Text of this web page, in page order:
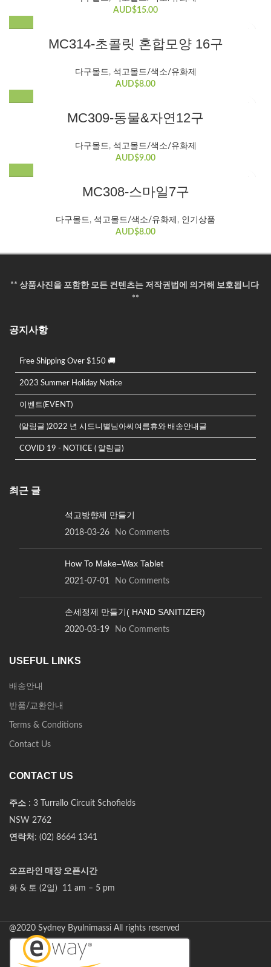
AUD$15.00
MC314-초콜릿 혼합모양 16구
다구몰드, 석고몰드/색소/유화제
AUD$8.00
MC309-동물&자연12구
다구몰드, 석고몰드/색소/유화제
AUD$9.00
MC308-스마일7구
다구몰드, 석고몰드/색소/유화제 , 인기상품
AUD$8.00
** 상품사진을 포함한 모든 컨텐츠는 저작권법에 의거해 보호됩니다
**
공지사항
Free Shipping Over $150 🚚
2023 Summer Holiday Notice
이벤트(EVENT)
(알림글 )2022 년 시드니별님아씨여름휴와 배송안내글
COVID 19 - NOTICE ( 알림글)
최근 글
석고방향제 만들기
2018-03-26 No Comments
How To Make–Wax Tablet
2021-07-01 No Comments
손세정제 만들기( HAND SANITIZER)
2020-03-19 No Comments
USEFUL LINKS
배송안내
반품/교환안내
Terms & Conditions
Contact Us
CONTACT US
주소 : 3 Turrallo Circuit Schofields
NSW 2762
연락처 : (02) 8664 1341
오프라인 매장 오픈시간
화 & 토 (2일) 11 am – 5 pm
@2020 Sydney Byulnimassi All rights reserved